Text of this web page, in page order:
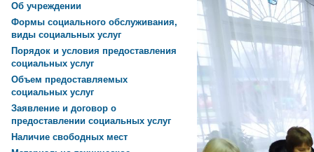
Об учреждении
Формы социального обслуживания,
виды социальных услуг
Порядок и условия предоставления
социальных услуг
Объем предоставляемых
социальных услуг
Заявление и договор о
предоставлении социальных услуг
Наличие свободных мест